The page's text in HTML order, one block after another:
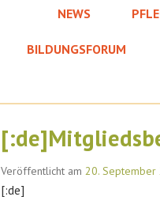
NEWS
BILDUNGSFORUM
Veröffentlicht am 20. September
[:de]